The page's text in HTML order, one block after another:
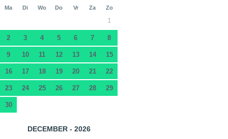
Ma Di Wo Do Vr Za Zo
1
2 3 4 5 6 7 8
9 10 11 12 13 14 15
16 17 18 19 20 21 22
23 24 25 26 27 28 29
30
DECEMBER - 2026